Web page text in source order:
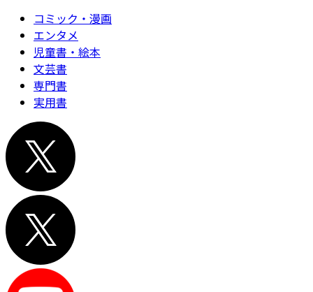
コミック・漫画
エンタメ
児童書・絵本
文芸書
専門書
実用書